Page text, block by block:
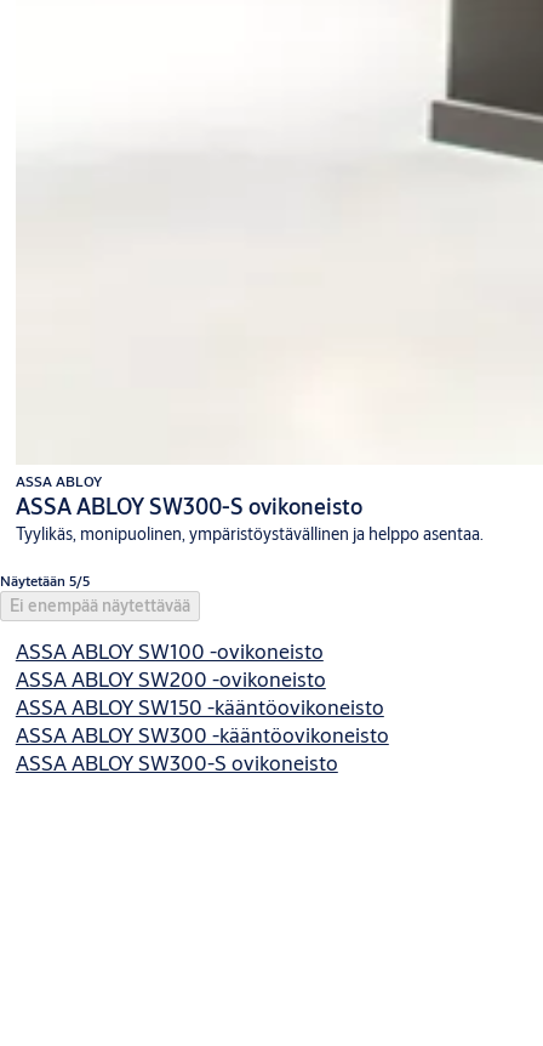
ASSA ABLOY
ASSA ABLOY SW300-S ovikoneisto
Tyylikäs, monipuolinen, ympäristöystävällinen ja helppo asentaa.
Näytetään 5/5
Ei enempää näytettävää
ASSA ABLOY SW100 -ovikoneisto
ASSA ABLOY SW200 -ovikoneisto
ASSA ABLOY SW150 -kääntöovikoneisto
ASSA ABLOY SW300 -kääntöovikoneisto
ASSA ABLOY SW300-S ovikoneisto